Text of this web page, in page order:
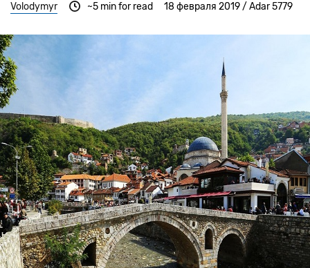
Volodymyr 18 февраля 2019 / Adar 5779
~5 min for read